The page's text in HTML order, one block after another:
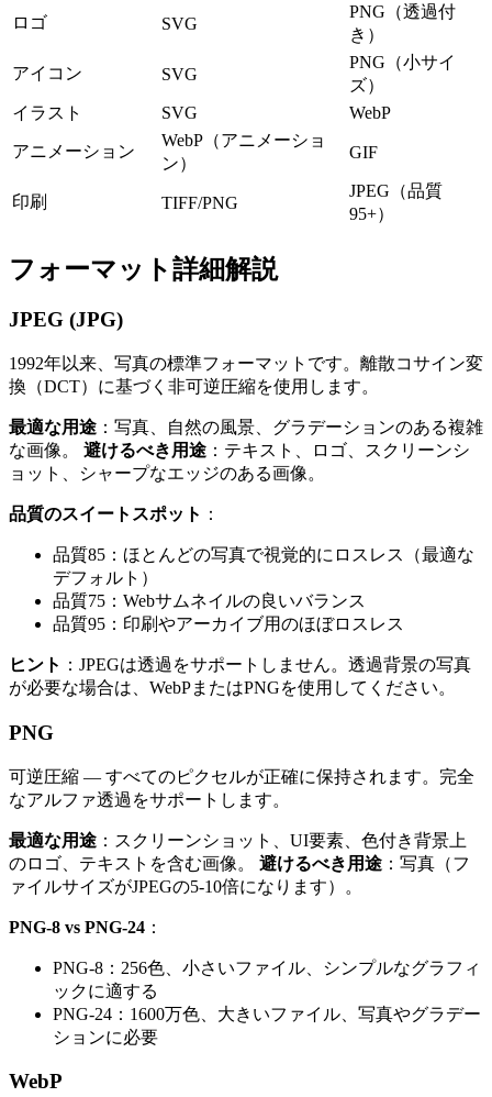
ロゴ SVG
PNG（透過付
き）
アイコン SVG
PNG（小サイ
ズ）
イラスト
SVG WebP
アニメーション
WebP（アニメーショ
ン）
GIF
印刷 TIFF/PNG
JPEG（品質
95+）
フォーマット詳細解説
JPEG (JPG)
1992年以来、写真の標準フォーマットです。離散コサイン変
換（DCT）に基づく非可逆圧縮を使用します。
最適な用途 ：写真、自然の風景、グラデーションのある複雑
な画像。 避けるべき用途 ：テキスト、ロゴ、スクリーンシ
ョット、シャープなエッジのある画像。
品質のスイートスポット ：
品質85：ほとんどの写真で視覚的にロスレス（最適な
デフォルト）
品質75：Webサムネイルの良いバランス
品質95：印刷やアーカイブ用のほぼロスレス
ヒント ：JPEGは透過をサポートしません。透過背景の写真
が必要な場合は、WebPまたはPNGを使用してください。
PNG
可逆圧縮 — すべてのピクセルが正確に保持されます。完全
なアルファ透過をサポートします。
最適な用途 ：スクリーンショット、UI要素、色付き背景上
のロゴ、テキストを含む画像。 避けるべき用途 ：写真（フ
ァイルサイズがJPEGの5-10倍になります）。
PNG-8 vs PNG-24 ：
PNG-8：256色、小さいファイル、シンプルなグラフィ
ックに適する
PNG-24：1600万色、大きいファイル、写真やグラデー
ションに必要
WebP